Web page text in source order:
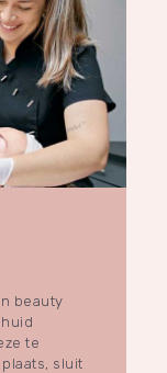
beauty
te
sluit